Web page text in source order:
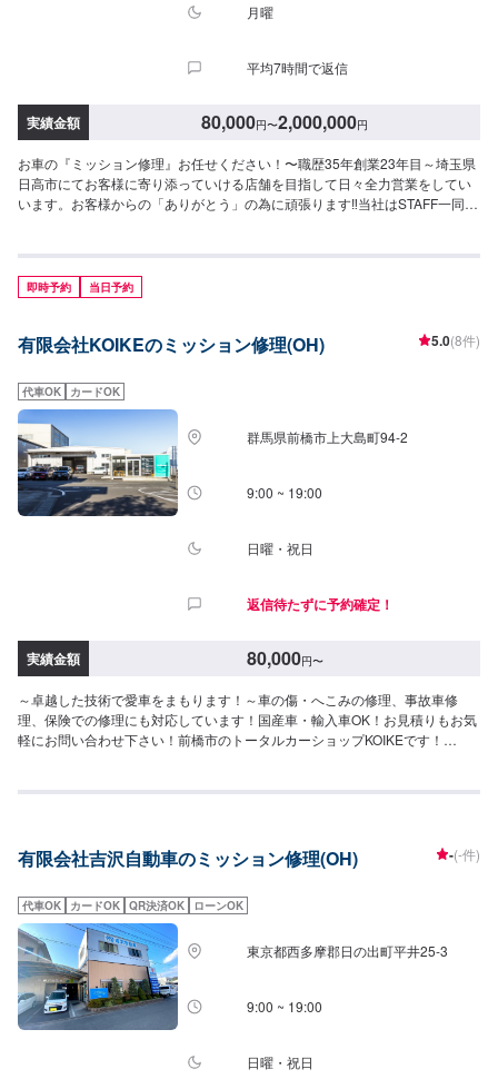
月曜
平均7時間で返信
実績金額 80,000円〜2,000,000円
お車の『ミッション修理』お任せください！〜職歴35年創業23年目～埼玉県
日高市にてお客様に寄り添っていける店舗を目指して日々全力営業をしてい
います。お客様からの「ありがとう」の為に頑張ります‼当社はSTAFF一同、
お客様は車種情報・車検証・パーツの詳細をオファー送信時にお送りくださ
い。【1】オファーにてお問い合わせ【2】ご入庫・お見積り【3】お見積り
にご納得いただければ作業開始【4】仕上がり次第納車<代車について>自費
ル貸出も行っております。お気軽にご相談下さい。※代車の燃料代はお客様に
9:00~18:00
即時予約 当日予約
有限会社KOIKEのミッション修理(OH) 5.0(8件)
代車OK カードOK
群馬県前橋市上大島町94-2
9:00 ~ 19:00
日曜・祝日
返信待たずに予約確定！
実績金額 80,000円〜
～卓越した技術で愛車をまもります！～車の傷・へこみの修理、事故車修
理、保険での修理にも対応しています！国産車・輸入車OK！お見積りもお気
軽にお問い合わせ下さい！前橋市のトータルカーショップKOIKEです！
種多様な自動車を骨格(フレーム)修正作業することができる3Dジグ修正機
入車修理もお任せください。他店に修理を断られてしまったお車でも、まず
ァーにてお問い合わせ【2】お見積り【3】お見積りにご納得いただければ作
業開始【4】仕上がり次第納車-----納期について-----納期は通常1週間程度で納
車となります。(要相談)納期は前後する場合がございます。予めご了承くださ
い。-----パーツ持ち込みについて-----パーツの持ち込み可能です。オファーに
て詳細をお願い致します。-----代車について-----無料の代車をご用意していま
す。お車の作業中は代車をご利用ください。※代車の燃料代はお客様にご負担
いただいております。-----ご来店時の注意、受付方法-----JR前橋大島駅北口か
あります。駐車スペースは事務所がございますので事務所裏の空いているス
有限会社吉沢自動車のミッション修理(OH) -(-件)
代車OK カードOK QR決済OK ローンOK
東京都西多摩郡日の出町平井25-3
9:00 ~ 19:00
日曜・祝日